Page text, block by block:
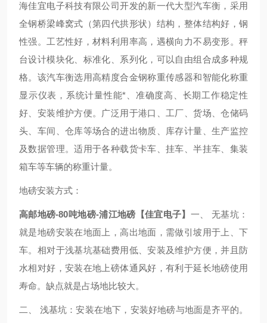
海佳宜电子科技有限公司开发的新一代大型汽车衡，采用
全钢桥梁峰窝式（第四代拱形状）结构，整体结构好，钢
性强。工艺性好，材料利用率高，遇横向力不易变形。秤
台设计模块化、标准化、系列化，可以自由组合成多种规
格。该汽车衡选用高精度合金钢称重传感器和智能化称重
显示仪表，系统计量性能*、准确度高、长期工作稳定性
好、安装维护方便。广泛用于港口、工厂、货场、仓储码
头、车间、仓库等场合的进出物质、库存计量、生产监控
及数据管理。适用于各种载货卡车、挂车、半挂车、集装
箱车等车辆的称重计量。
地磅安装方式：
高邮地磅-80吨地磅-浦江地磅【佳宜电子】 一、 无基坑：
就是地磅安装在地面上，高出地面，需做引坡用于上、下
车。相对于浅基坑基础费用低、安装及维护方便，并且防
水相对好，安装在地上磅体通风好，有利于延长地磅使用
寿命。缺点就是占场地比较大。
二、 浅基坑：安装在地下，安装好地磅与地面是齐平的。